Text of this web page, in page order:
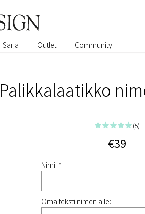
Sarja Outlet Community
Palikkalaatikko
(5)
€39
Nimi: *
Oma teksti nimen alle: